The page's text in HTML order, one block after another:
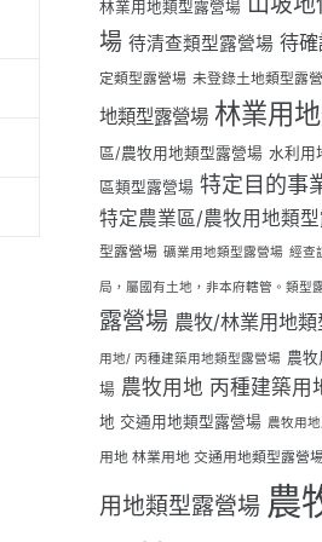
林業用地類型露營場
場 待清查類型露營場 待
定類型露營場 未登錄土地類型露
地類型露營場 林業用
區/農牧用地類型露營場 水利用
區類型露營場 特定目的事
特定農業區/農牧用地類
型露營場 礦業用地類型露營場 經查
局，屬國有土地，非本府轄管。類型
露營場 農牧/林業用地
用地/ 丙種建築用地類型露營場 農
場 農牧用地 丙種建築用
地 交通用地類型露營場 農牧用
用地 林業用地 交通用地類型露營
用地類型露營場 農